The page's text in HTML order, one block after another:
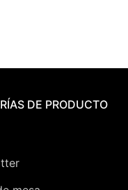
DE PRODUCTO